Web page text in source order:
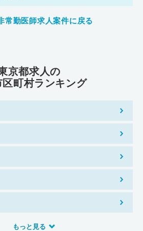
常勤医師求人案件に戻る
京都求人の
区町村ランキング
もっと見る